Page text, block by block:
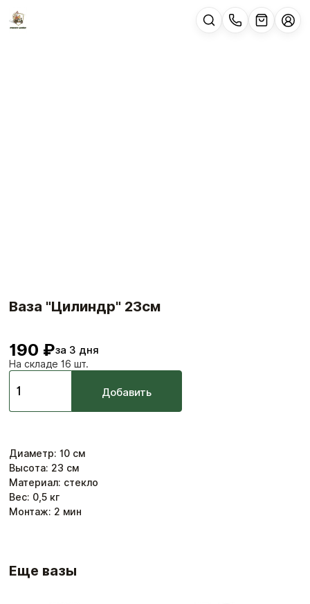
Ваза "Цилиндр" 23см
190 ₽за 3 дня
На складе 16 шт.
Добавить
Диаметр: 10 см
Высота: 23 см
Материал: стекло
Вес: 0,5 кг
Монтаж: 2 мин
Еще вазы